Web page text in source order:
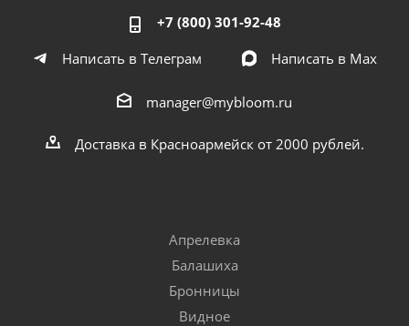
+7 (800) 301-92-48
Написать в Телеграм
Написать в Мах
manager@mybloom.ru
Доставка в Красноармейск от 2000 рублей.
Апрелевка
Балашиха
Бронницы
Видное